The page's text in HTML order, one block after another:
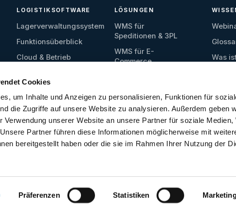
Cookies
um Inhalte und Anzeigen zu personalisieren, Funktionen für
die Zugriffe auf unsere Website zu analysieren. Außerdem geben
Verwendung unserer Website an unsere Partner für soziale Medien,
Partner führen diese Informationen möglicherweise mit
bereitgestellt haben oder die sie im Rahmen Ihrer Nutzung der
Präferenzen Statistiken
LOGISTIKSOFTWARE
Lagerverwaltungssystem
Funktionsüberblick
Cloud & Betrieb
Kommissionierung
Versand
Materialflusssteuerung
Schnittstellen
LÖSUNGEN
WMS für
Speditionen & 3PL
WMS für E-
Commerce
WMS für
Ersatzteillager
WMS für
Lebensmittel
WMS für kleine
Was